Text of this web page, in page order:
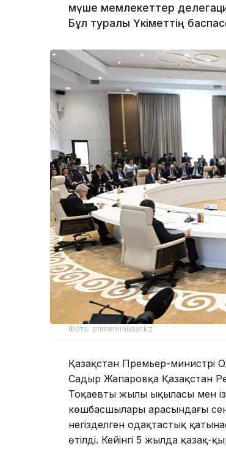
мүше мемлекеттер
Бұл туралы Үкіметтің
Фото: primeminister.kz
Қазақстан Премьер-министрі
Садыр Жапаровқа Қазақстан
Тоқаевтың жылы ықыласы мен
көшбасшылары арасындағы
негізделген одақтастық
өтілді. Кейінгі 5 жылда